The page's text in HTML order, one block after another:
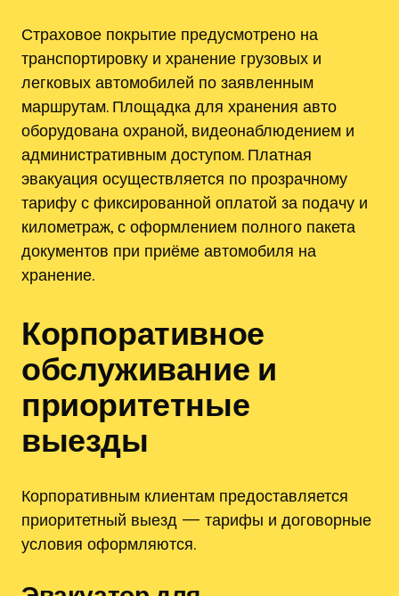
Страховое покрытие предусмотрено на
транспортировку и хранение грузовых и
легковых автомобилей по заявленным
маршрутам. Площадка для хранения авто
оборудована охраной, видеонаблюдением и
административным доступом. Платная
эвакуация осуществляется по прозрачному
тарифу с фиксированной оплатой за подачу и
километраж, с оформлением полного пакета
документов при приёме автомобиля на
хранение.
Корпоративное
обслуживание и
приоритетные
выезды
Корпоративным клиентам предоставляется
приоритетный выезд — тарифы и договорные
условия оформляются.